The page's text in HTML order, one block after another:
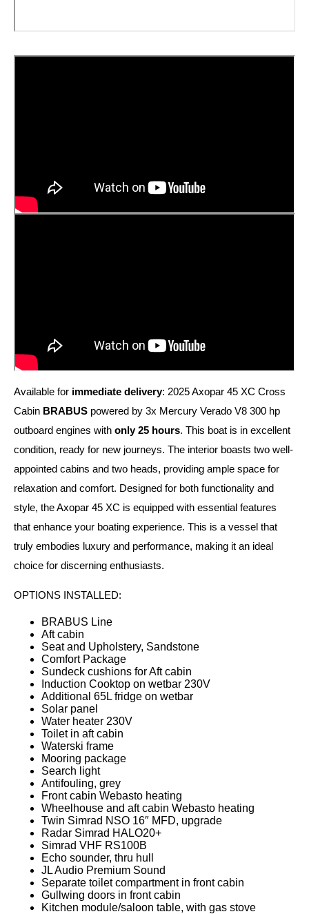
Available for immediate delivery: 2025 Axopar 45 XC Cross
Cabin BRABUS powered by 3x Mercury Verado V8 300 hp
outboard engines with only 25 hours. This boat is in excellent
condition, ready for new journeys. The interior boasts two well-
appointed cabins and two heads, providing ample space for
relaxation and comfort. Designed for both functionality and
style, the Axopar 45 XC is equipped with essential features
that enhance your boating experience. This is a vessel that
truly embodies luxury and performance, making it an ideal
choice for discerning enthusiasts.
OPTIONS INSTALLED:
BRABUS Line
Aft cabin
Seat and Upholstery, Sandstone
Comfort Package
Sundeck cushions for Aft cabin
Induction Cooktop on wetbar 230V
Additional 65L fridge on wetbar
Solar panel
Water heater 230V
Toilet in aft cabin
Waterski frame
Mooring package
Search light
Antifouling, grey
Front cabin Webasto heating
Wheelhouse and aft cabin Webasto heating
Twin Simrad NSO 16″ MFD, upgrade
Radar Simrad HALO20+
Simrad VHF RS100B
Echo sounder, thru hull
JL Audio Premium Sound
Separate toilet compartment in front cabin
Gullwing doors in front cabin
Kitchen module/saloon table, with gas stove